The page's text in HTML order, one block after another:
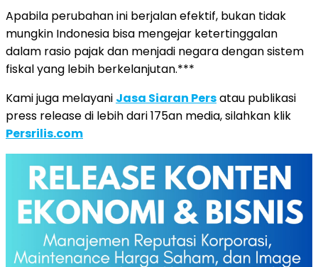
Apabila perubahan ini berjalan efektif, bukan tidak
mungkin Indonesia bisa mengejar ketertinggalan
dalam rasio pajak dan menjadi negara dengan sistem
fiskal yang lebih berkelanjutan.***
Kami juga melayani Jasa Siaran Persatau publikasi
press release di lebih dari 175an media, silahkan klik
Persrilis.com